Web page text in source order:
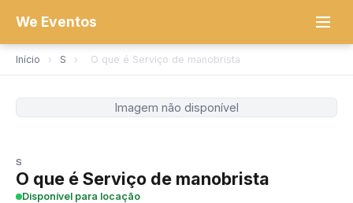
We Eventos
Início › S › O que é Serviço de manobrista
Imagem não disponível
S
O que é Serviço de manobrista
Disponível para locação